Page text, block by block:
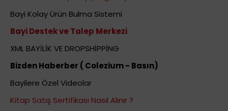
Bayi Kolay Ürün Bulma Sistemi
Bayi Destek ve Talep Merkezi
XML BAYİLİK VE DROPSHİPPİNG
Bizden Haberber ( Colezium - Basın)
Bayilere Özel Videolar
Kitap Satış Sertifikası Nasıl Alınır ?